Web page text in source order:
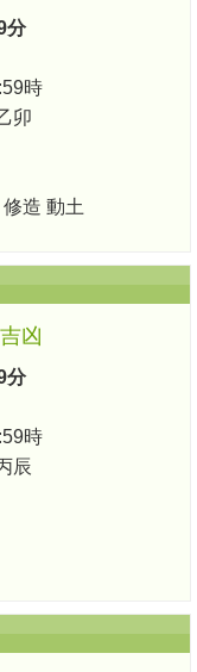
分
時
卯
造 動土
凶
分
時
辰